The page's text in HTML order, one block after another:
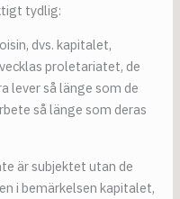
tydlig:
dvs. kapitalet,
proletariatet, de
lever så länge som de
så länge som deras
är subjektet utan de
i bemärkelsen kapitalet,